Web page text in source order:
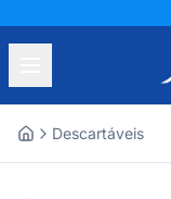
Descartáveis